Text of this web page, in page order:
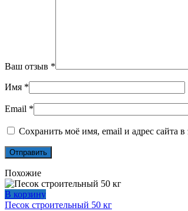
Ваш отзыв *
Имя *
Email *
Сохранить моё имя, email и адрес сайта
Похожие
В корзину
Песок строительный 50 кг